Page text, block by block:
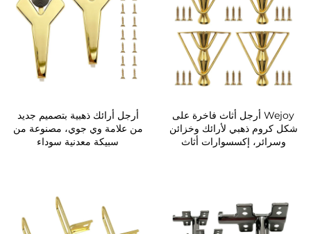
Wejoy أرجل أثاث فاخرة على
شكل كروم ذهبي لأرائك وخزائن
وسرائر، إكسسوارات أثاث
أرجل أرائك ذهبية بتصميم جديد
من علامة وي جوي، مصنوعة من
سبيكة معدنية سوداء